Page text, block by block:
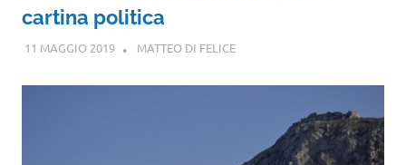
cartina politica
11 MAGGIO 2019 MATTEO DI FELICE